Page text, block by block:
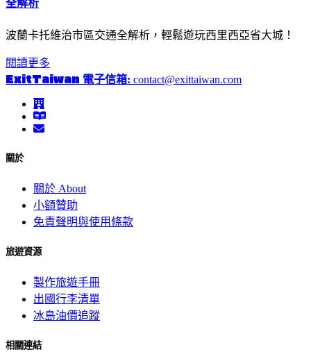
全解析
波蘭卡托維治市區交通全解析，輕鬆遊玩西里西亞省大城！
閱讀更多
ExitTaiwan 電子信箱: contact@exittaiwan.com
關於
關於 About
小額贊助
免責聲明與使用條款
旅遊資源
製作旅遊手冊
出國行李清單
冰島油價追蹤
相關連結